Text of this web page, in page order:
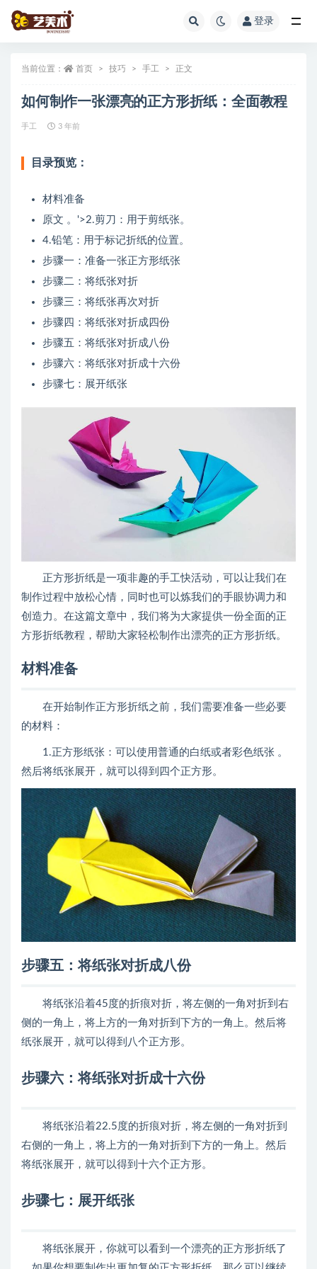
登录
当前位置： 首页 技巧 手工 正文
如何制作一张漂亮的正方形折纸：全面教程
手工 3 年前
目录预览：
材料准备
原文 。'>2.剪刀：用于剪纸张。
4.铅笔：用于标记折纸的位置。
步骤一：准备一张正方形纸张
步骤二：将纸张对折
步骤三：将纸张再次对折
步骤四：将纸张对折成四份
步骤五：将纸张对折成八份
步骤六：将纸张对折成十六份
步骤七：展开纸张
正方形折纸是一项非趣的手工快活动，可以让我们在
制作过程中放松心情，同时也可以炼我们的手眼协调力和
创造力。在这篇文章中，我们将为大家提供一份全面的正
方形折纸教程，帮助大家轻松制作出漂亮的正方形折纸。
材料准备
在开始制作正方形折纸之前，我们需要准备一些必要
的材料：
1.正方形纸张：可以使用普通的白纸或者彩色纸张 。
然后将纸张展开，就可以得到四个正方形。
步骤五：将纸张对折成八份
将纸张沿着45度的折痕对折，将左侧的一角对折到右
侧的一角上，将上方的一角对折到下方的一角上。然后将
纸张展开，就可以得到八个正方形。
步骤六：将纸张对折成十六份
将纸张沿着22.5度的折痕对折，将左侧的一角对折到
右侧的一角上，将上方的一角对折到下方的一角上。然后
将纸张展开，就可以得到十六个正方形。
步骤七：展开纸张
将纸张展开，你就可以看到一个漂亮的正方形折纸了